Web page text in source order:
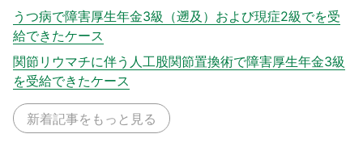
うつ病で障害厚生年金3級（遡及）および現症2級でを受
給できたケース
関節リウマチに伴う人工股関節置換術で障害厚生年金3級
を受給できたケース
新着記事をもっと見る